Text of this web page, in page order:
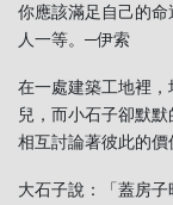
你應該滿足自己的
人一等。─伊索
在一處建築工地裡
兒，而小石子卻默
相互討論著彼此的價
大石子說：「蓋房